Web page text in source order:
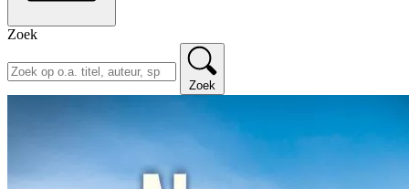
Zoek
Zoek